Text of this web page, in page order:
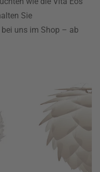
Sie
uns im Shop – ab